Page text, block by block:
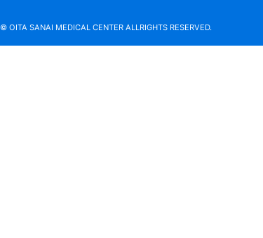
© OITA SANAI MEDICAL CENTER ALLRIGHTS RESERVED.